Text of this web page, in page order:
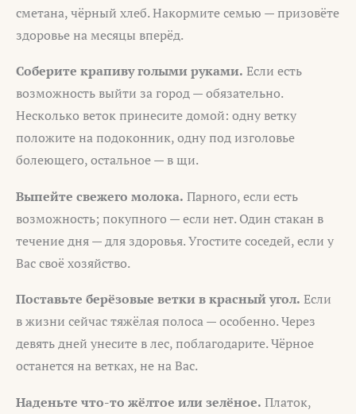
сметана, чёрный хлеб. Накормите семью — призовёте
здоровье на месяцы вперёд.
Соберите крапиву голыми руками. Если есть
возможность выйти за город — обязательно.
Несколько веток принесите домой: одну ветку
положите на подоконник, одну под изголовье
болеющего, остальное — в щи.
Выпейте свежего молока. Парного, если есть
возможность; покупного — если нет. Один стакан в
течение дня — для здоровья. Угостите соседей, если у
Вас своё хозяйство.
Поставьте берёзовые ветки в красный угол. Если
в жизни сейчас тяжёлая полоса — особенно. Через
девять дней унесите в лес, поблагодарите. Чёрное
останется на ветках, не на Вас.
Наденьте что-то жёлтое или зелёное. Платок,